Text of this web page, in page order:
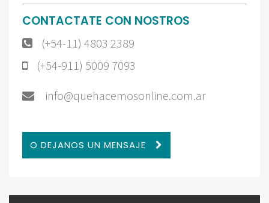
CONTACTATE CON NOSTROS
(+54-11) 4803 2389
(+54-911) 5009 7093
info@quehacemosonline.com.ar
O DEJANOS UN MENSAJE